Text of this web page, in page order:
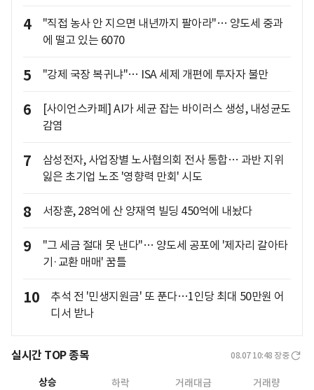
4
"직접 농사 안 지으면 내년까지 팔아라"… 양도세 중과
에 떨고 있는 6070
5 "강제 국장 복귀냐"… ISA 세제 개편에 투자자 불만
6
[사이언스카페] AI가 세균 잡는 바이러스 생성, 내성균도
감염
7
삼성전자, 사업장별 노사협의회 전사 통합… 과반 지위
잃은 초기업 노조 '영향력 만회' 시도
8 서장훈, 28억에 산 양재역 빌딩 450억에 내놨다
9
"그 세금 절대 못 낸다"… 양도세 공포에 '제자리 갈아타
기·교환 매매' 꿈틀
10
추석 전 '민생지원금' 또 푼다…1인당 최대 50만원 어
디서 받나
실시간 TOP 종목 08.07 10:48 장중
상승 하락 거래대금 거래량